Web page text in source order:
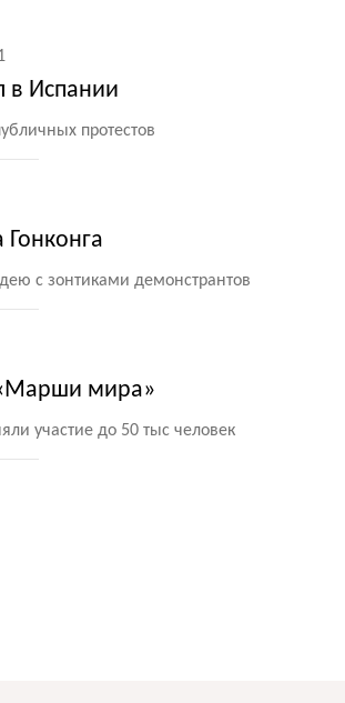
в Испании
протестов
с зонтиками демонстрантов
мира»
участие до 50 тыс человек